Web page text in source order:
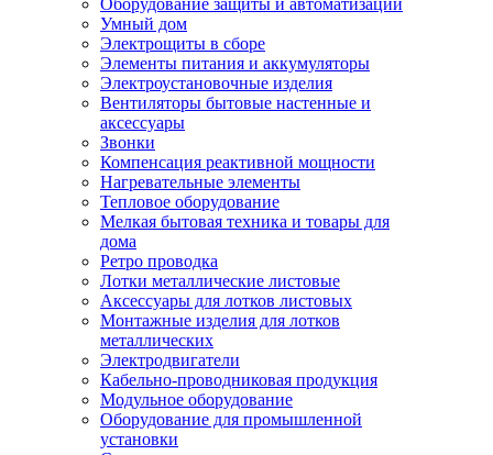
Оборудование защиты и автоматизации
Умный дом
Электрощиты в сборе
Элементы питания и аккумуляторы
Электроустановочные изделия
Вентиляторы бытовые настенные и
аксессуары
Звонки
Компенсация реактивной мощности
Нагревательные элементы
Тепловое оборудование
Мелкая бытовая техника и товары для
дома
Ретро проводка
Лотки металлические листовые
Аксессуары для лотков листовых
Монтажные изделия для лотков
металлических
Электродвигатели
Кабельно-проводниковая продукция
Модульное оборудование
Оборудование для промышленной
установки